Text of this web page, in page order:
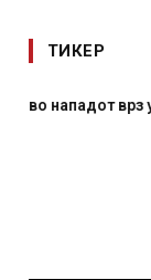
ТИКЕР
СОЗИС: